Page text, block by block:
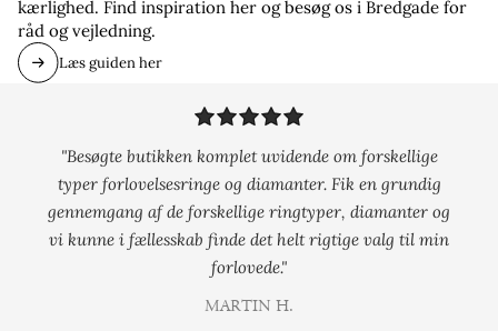
kærlighed. Find inspiration her og besøg os i Bredgade for
råd og vejledning.
Læs guiden her
"Besøgte butikken komplet uvidende om forskellige
typer forlovelsesringe og diamanter. Fik en grundig
gennemgang af de forskellige ringtyper, diamanter og
vi kunne i fællesskab finde det helt rigtige valg til min
forlovede."
MARTIN H.